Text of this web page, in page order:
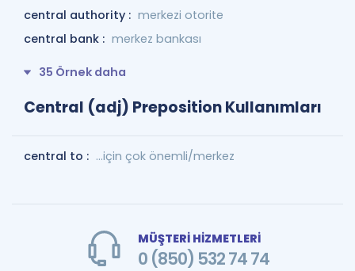
central authority : merkezi otorite
central bank : merkez bankası
35 Örnek daha
Central (adj) Preposition Kullanımları
central to : ...için çok önemli/merkez
MÜŞTERİ HİZMETLERİ
0 (850) 532 74 74